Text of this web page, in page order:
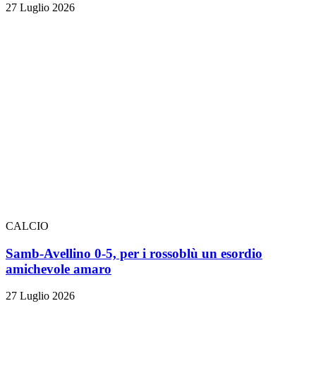
27 Luglio 2026
CALCIO
Samb-Avellino 0-5, per i rossoblù un esordio
amichevole amaro
27 Luglio 2026